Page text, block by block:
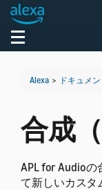
Toggle navigation
Alexa > ドキュメン
合成（
APL for Audio
て新しいカスタ
Welcome! Ask the